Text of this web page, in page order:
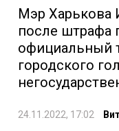
Мэр Харькова
после штрафа
официальный
городского
24.11.2022, 17:02